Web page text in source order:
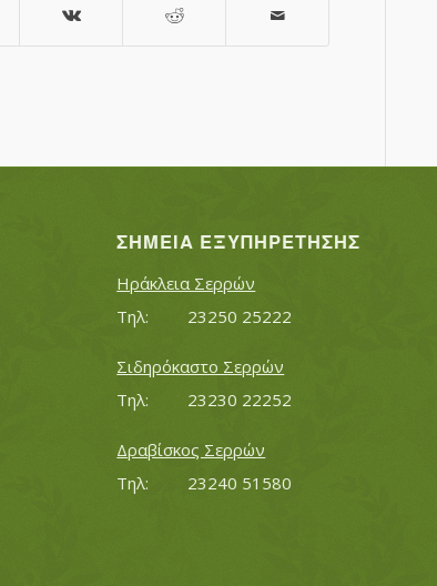
ΣΗΜΕΊΑ ΕΞΥΠΗΡΈΤΗΣΗΣ
Ηράκλεια Σερρών
Τηλ:		23250 25222
Σιδηρόκαστο Σερρών
Τηλ:		23230 22252
Δραβίσκος Σερρών
Τηλ:		23240 51580